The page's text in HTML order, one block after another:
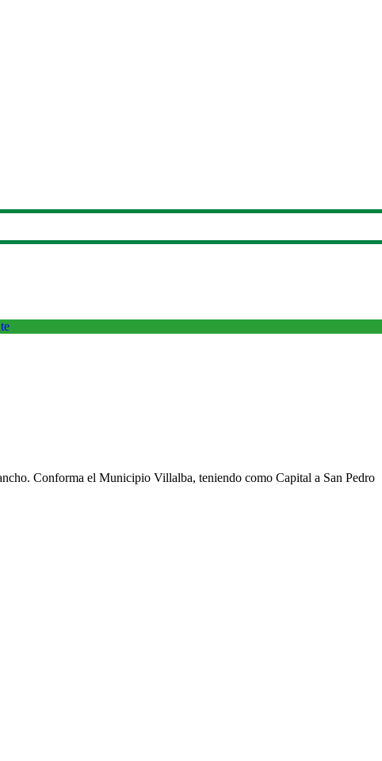
Conforma el Municipio Villalba, teniendo como Capital a San Pedro